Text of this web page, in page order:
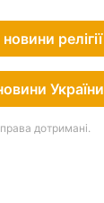
новини релігії
України
дотримані.